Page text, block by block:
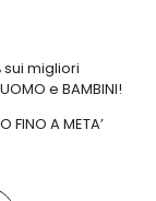
sui migliori
e BAMBINI!
FINO A META’